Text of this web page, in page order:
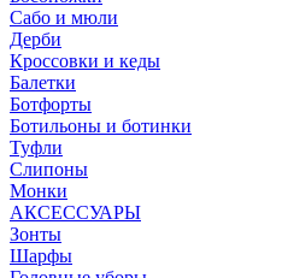
Сабо и мюли
Дерби
Кроссовки и кеды
Балетки
Ботфорты
Ботильоны и ботинки
Туфли
Слипоны
Монки
АКСЕССУАРЫ
Зонты
Шарфы